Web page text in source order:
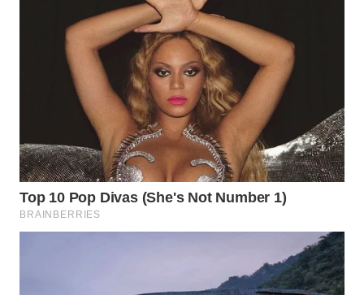
WAHANA
WAHANA
WAHANA
INFRASTRUKTUR
WAHANA
KONSUMEN